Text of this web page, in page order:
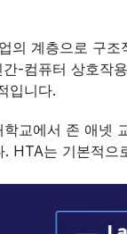
의 계층으로 구
-컴퓨터 상호작
입니다.
교에서 존 애넷
HTA는 기본적